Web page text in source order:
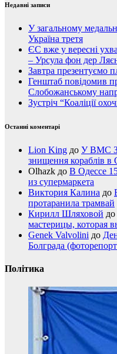
Недавні записи
У загальному
Україна третя
ЄС вже у вересні
– Урсула фон дер
Завтра презентуємо
Генштаб повідомив
Слобожанському
Зустріч “Коаліції
Останні коментарі
Lion King до У ВМС
знищення кораблів в
Olhazk до В Одессе
из супермаркета
Виктория Калина до
протаранила трамвай
Кирилл Шляховой до
мастерицы, которая
Genek Valvolini до
Болграда
Політика